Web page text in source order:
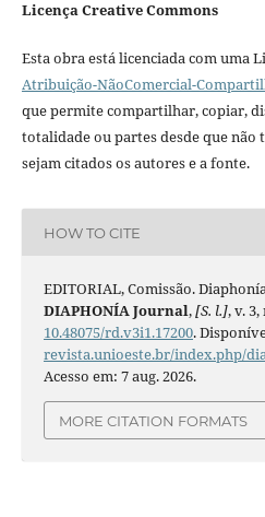
Licença Creative Commons
Esta obra está licenciada com uma
Atribuição-NãoComercial-
que permite compartilhar, copiar,
totalidade ou partes desde que
sejam citados os autores e a fonte.
HOW TO CITE
EDITORIAL, Comissão.
DIAPHONÍA Journal,[S. l.], v. 3,
10.48075/rd.v3i1.17200.
revista.unioeste.br/index.php/
Acesso em: 7 aug. 2026.
MORE CITATION FORMATS